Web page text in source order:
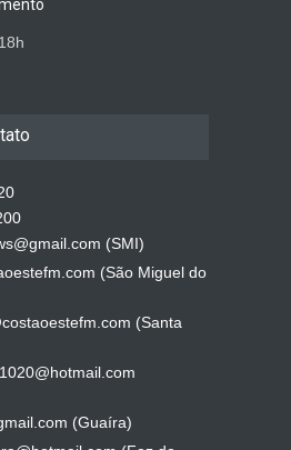
(SMI)
(São Miguel do
(Santa
(Guaíra)